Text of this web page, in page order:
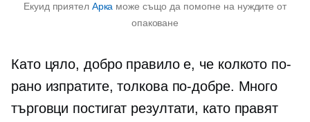
Екуид приятел Арка може също да помогне на нуждите от
опаковане
Като цяло, добро правило е, че колкото по-
рано изпратите, толкова по-добре. Много
търговци постигат резултати, като правят